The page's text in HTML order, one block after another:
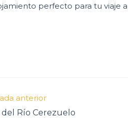
perfecto para tu viaje
anterior
Río Cerezuelo